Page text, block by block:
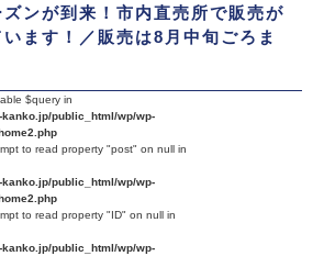
ンが到来！市内直売所で販売が
ます！／販売は8月中旬ごろま
$query in
public_html/wp/wp-
to read property "post" on null in
public_html/wp/wp-
to read property "ID" on null in
public_html/wp/wp-